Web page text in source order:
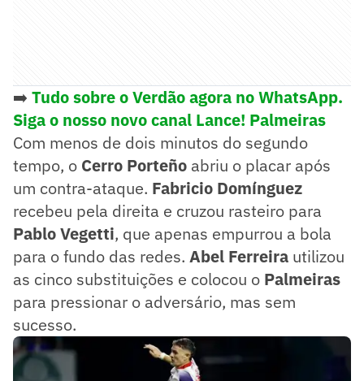
➡️ Tudo sobre o Verdão agora no WhatsApp.
Siga o nosso novo canal Lance! Palmeiras
Com menos de dois minutos do segundo
tempo, o Cerro Porteño abriu o placar após
um contra-ataque. Fabricio Domínguez
recebeu pela direita e cruzou rasteiro para
Pablo Vegetti, que apenas empurrou a bola
para o fundo das redes. Abel Ferreira utilizou
as cinco substituições e colocou o Palmeiras
para pressionar o adversário, mas sem
sucesso.